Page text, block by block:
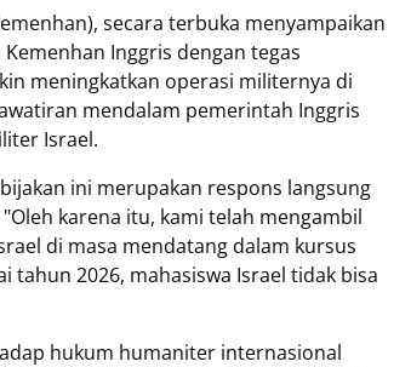
secara terbuka menyampaikan
Inggris dengan tegas
meningkatkan operasi militernya di
mendalam pemerintah Inggris
Israel.
ini merupakan respons langsung
karena itu, kami telah mengambil
di masa mendatang dalam kursus
tahun 2026, mahasiswa Israel tidak bisa
hukum humaniter internasional